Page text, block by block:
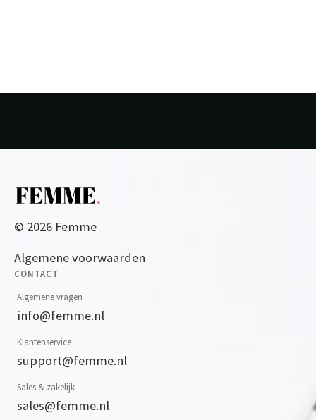
© 2026 Femme
Algemene voorwaarden
CONTACT
Algemene vragen
info@femme.nl
Klantenservice
support@femme.nl
Sales & zakelijk
sales@femme.nl